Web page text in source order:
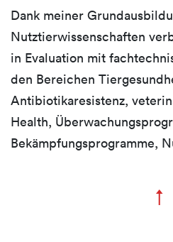
Dank meiner
Nutztierwissenschaften
in Evaluation mit
den Bereichen
Antibiotikaresistenz,
Health,
Bekämpfungsprogramme,
↑